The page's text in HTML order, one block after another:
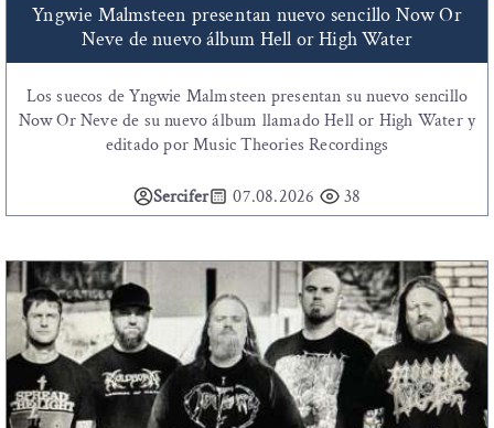
Yngwie Malmsteen presentan nuevo sencillo Now Or
Neve de nuevo álbum Hell or High Water
Los suecos de Yngwie Malmsteen presentan su nuevo sencillo
Now Or Neve de su nuevo álbum llamado Hell or High Water y
editado por Music Theories Recordings
Sercifer 07.08.2026 38